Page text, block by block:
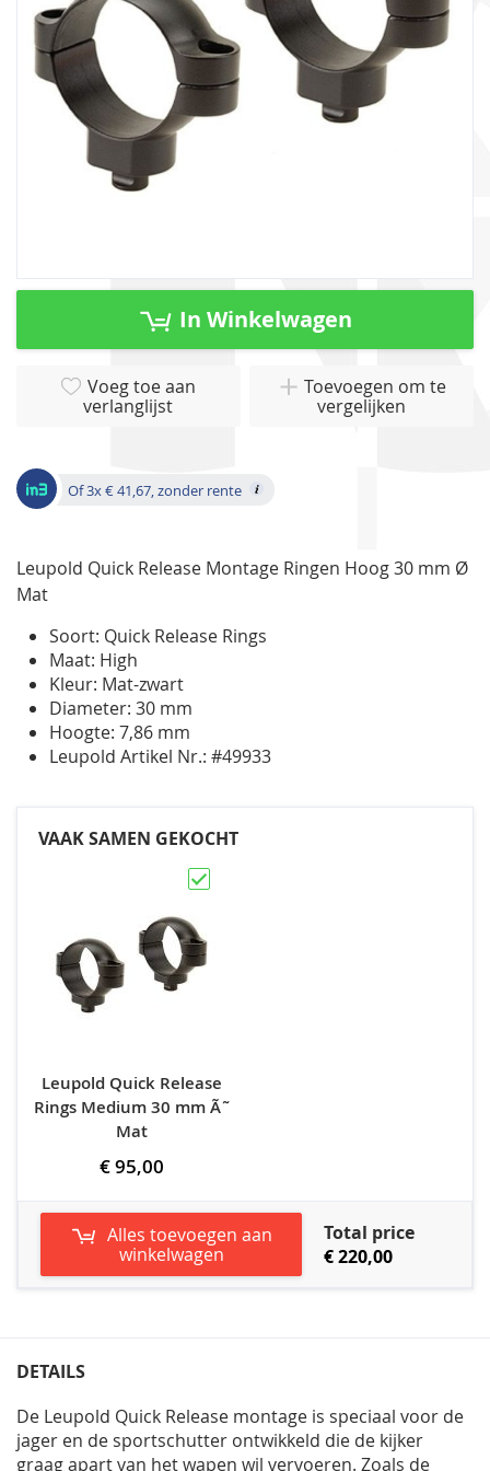
Ga
In Winkelwagen
Voeg toe aan
verlanglijst
Toevoegen om te
vergelijken
Of 3x € 41,67, zonder rente
Leupold Quick Release Montage Ringen Hoog 30 mm Ø
Mat
Soort: Quick Release Rings
Maat: High
Kleur: Mat-zwart
Diameter: 30 mm
Hoogte: 7,86 mm
Leupold Artikel Nr.: #49933
VAAK SAMEN GEKOCHT
Leupold Quick Release
Rings Medium 30 mm Ã˜
Mat
€ 95,00
Alles toevoegen aan
winkelwagen
Total price
€ 220,00
DETAILS
De Leupold Quick Release montage is speciaal voor de
jager en de sportschutter ontwikkeld die de kijker
graag apart van het wapen wil vervoeren. Zoals de